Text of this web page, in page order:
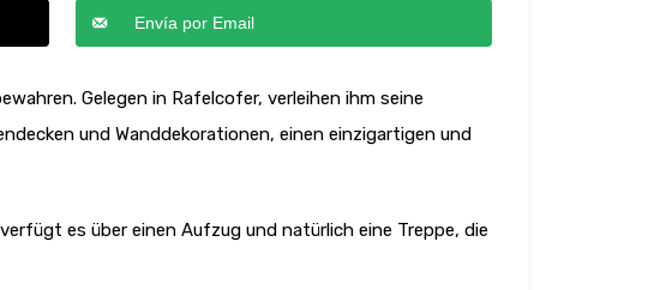
Envía por Email
Gelegen in Rafelcofer, verleihen ihm seine
und Wanddekorationen, einen einzigartigen und
es über einen Aufzug und natürlich eine Treppe, die